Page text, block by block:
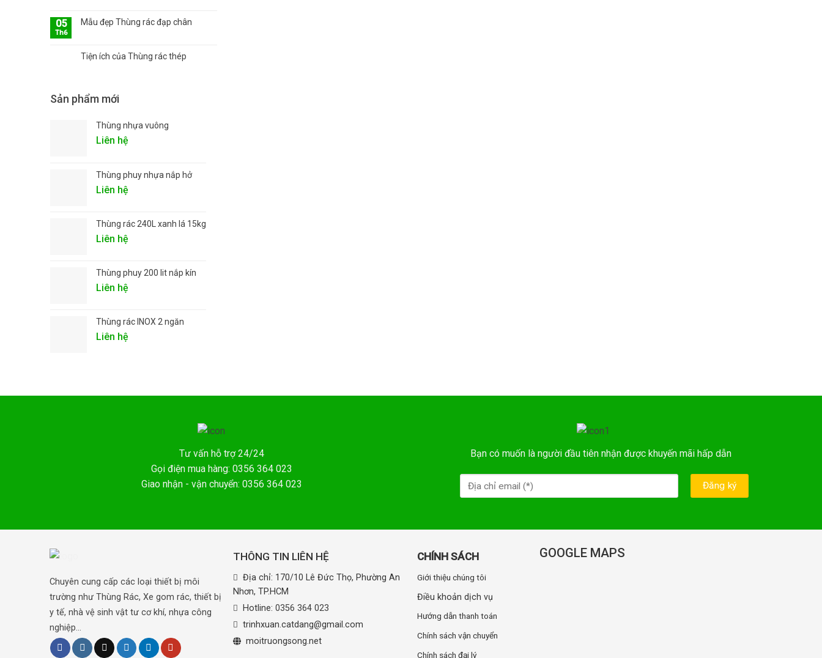
05
Th6
Mẫu đẹp Thùng rác đạp chân
Tiện ích của Thùng rác thép
Sản phẩm mới
Thùng nhựa vuông
Liên hệ
Thùng phuy nhựa nắp hở
Liên hệ
Thùng rác 240L xanh lá 15kg
Liên hệ
Thùng phuy 200 lit nắp kín
Liên hệ
Thùng rác INOX 2 ngăn
Liên hệ
Tư vấn hỗ trợ 24/24
Gọi điện mua hàng: 0356 364 023
Giao nhận - vận chuyển: 0356 364 023
Bạn có muốn là người đầu tiên nhận được khuyến mãi hấp dẫn
Chuyên cung cấp các loại thiết bị môi
trường như Thùng Rác, Xe gom rác, thiết bị
y tế, nhà vệ sinh vật tư cơ khí, nhựa công
nghiệp...
THÔNG TIN LIÊN HỆ
Địa chỉ: 170/10 Lê Đức Thọ, Phường An
Nhơn, TP.HCM
Hotline:0356 364 023
trinhxuan.catdang@gmail.com
moitruongsong.net
CHÍNH SÁCH
Giới thiệu chúng tôi
Điều khoản dịch vụ
Hướng dẫn thanh toán
Chính sách vận chuyển
Chính sách đại lý
GOOGLE MAPS